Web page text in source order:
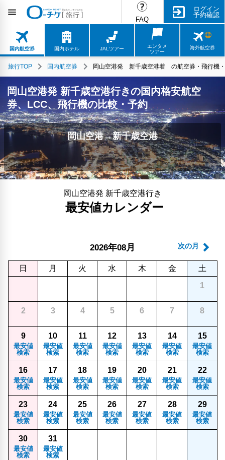
FAQ
ログイン
予約確認
国内航空券 国内ホテル JALツアー
エンタメ
ツアー
海外航空券
旅行TOP 国内航空券 岡山空港発 新千歳空港着 の航空券・飛行機
岡山空港発 新千歳空港行きの国内格安航空
券、LCC、飛行機の比較・予約
岡山空港→新千歳空港
岡山空港発 新千歳空港行き
最安値カレンダー
次の月
2026年08月
日 月 火 水 木 金
土
1
2 3 4 5 6 7 8
9
最安値
検索
10
最安値
検索
11
最安値
検索
12
最安値
検索
13
最安値
検索
14
最安値
検索
15
最安値
検索
16
最安値
検索
17
最安値
検索
18
最安値
検索
19
最安値
検索
20
最安値
検索
21
最安値
検索
22
最安値
検索
23
最安値
検索
24
最安値
検索
25
最安値
検索
26
最安値
検索
27
最安値
検索
28
最安値
検索
29
最安値
検索
30
最安値
検索
31
最安値
検索